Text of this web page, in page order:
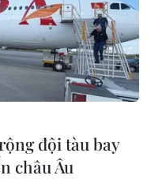
đội tàu bay
châu Âu